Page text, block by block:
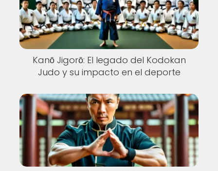
Kanō Jigorō: El legado del Kodokan
Judo y su impacto en el deporte